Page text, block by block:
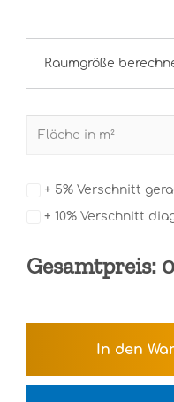
Raumgröße
+ 5% Verschnitt
+ 10% Verschnitt
Gesamtpreis:
In den